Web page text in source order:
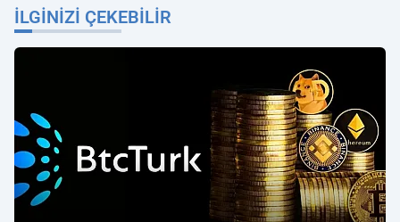
İLGINIZI ÇEKEBILIR